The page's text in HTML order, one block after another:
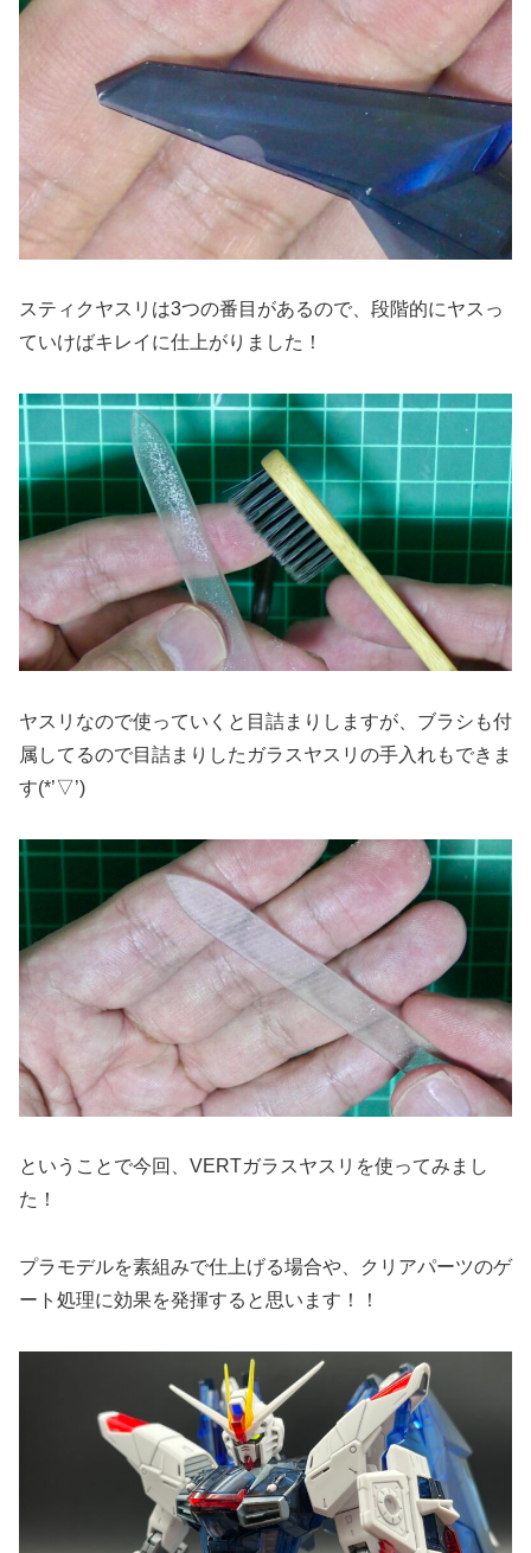
スティクヤスリは3つの番目があるので、段階的にヤスっ
ていけばキレイに仕上がりました！
ヤスリなので使っていくと目詰まりしますが、ブラシも付
属してるので目詰まりしたガラスヤスリの手入れもできま
す(*’▽’)
ということで今回、VERTガラスヤスリを使ってみまし
た！
プラモデルを素組みで仕上げる場合や、クリアパーツのゲ
ート処理に効果を発揮すると思います！！